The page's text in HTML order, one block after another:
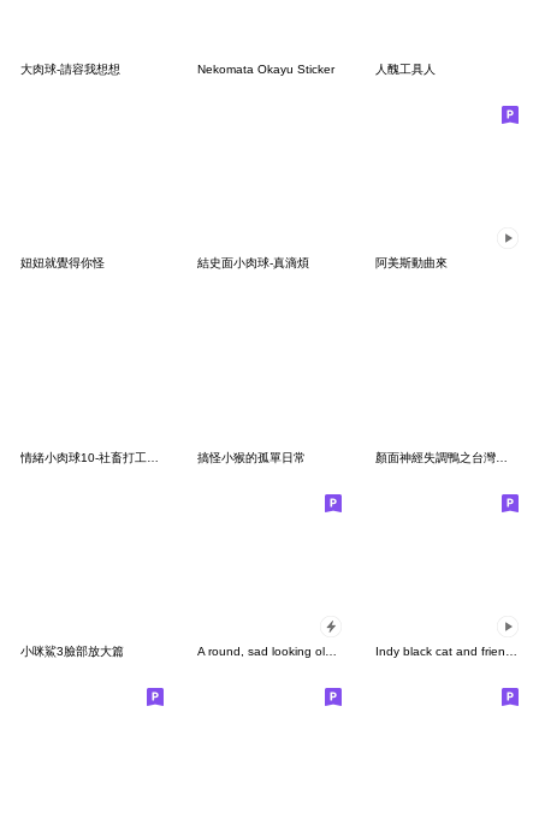
大肉球-請容我想想 Nekomata Okayu Sticker 人醜工具人
妞妞就覺得你怪 結史面小肉球-真滴煩 阿美斯動曲來
搞怪小猴的孤單日常 顏面神經失調鴨之台灣人口頭禪
小咪鯊3臉部放大篇